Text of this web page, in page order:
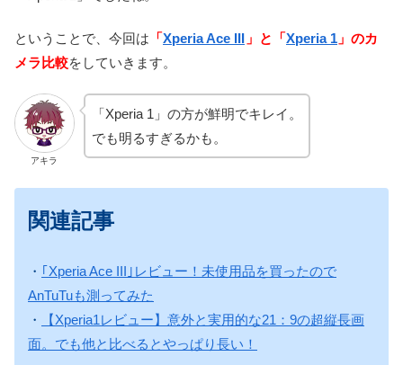
ということで、今回は 「Xperia Ace III 」と「Xperia 1 」のカ
メラ比較をしていきます。
アキラ
「Xperia 1」の方が鮮明でキレイ。
でも明るすぎるかも。
関連記事
・ ｢Xperia Ace III｣レビュー！未使用品を買ったので
AnTuTuも測ってみた
・
【Xperia1レビュー】意外と実用的な21：9の超縦長画
面。でも他と比べるとやっぱり長い！